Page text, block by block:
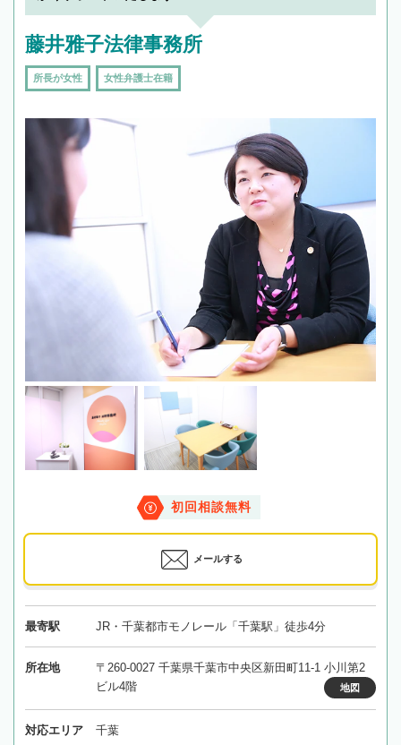
藤井雅子法律事務所
所長が女性 女性弁護士在籍
初回相談無料
メールする
最寄駅 JR・千葉都市モノレール「千葉駅」徒歩4分
所在地
〒260-0027 千葉県千葉市中央区新田町11-1 小川第2
ビル4階
地図
対応エリア 千葉